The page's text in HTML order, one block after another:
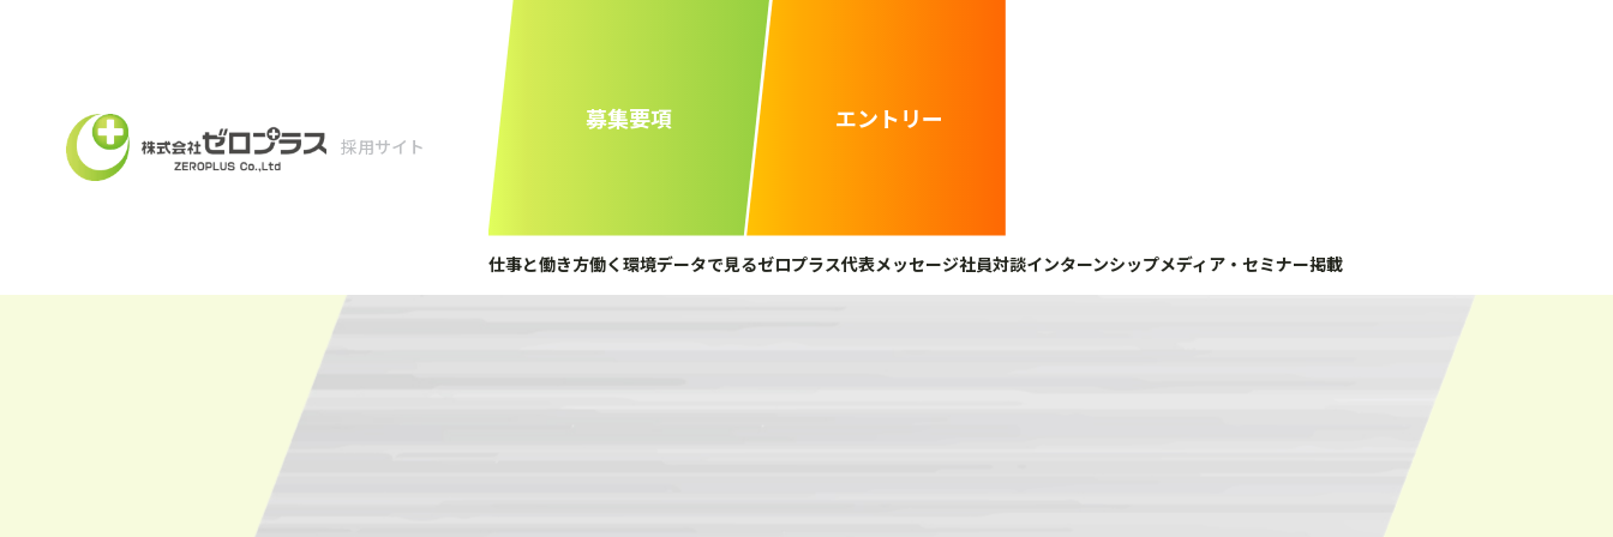
採用サイト
募集要項 エントリー
仕事と働き方働く環境データで見るゼロプラス代表メッセージ社員対談インターンシップメディア・セミナー掲載